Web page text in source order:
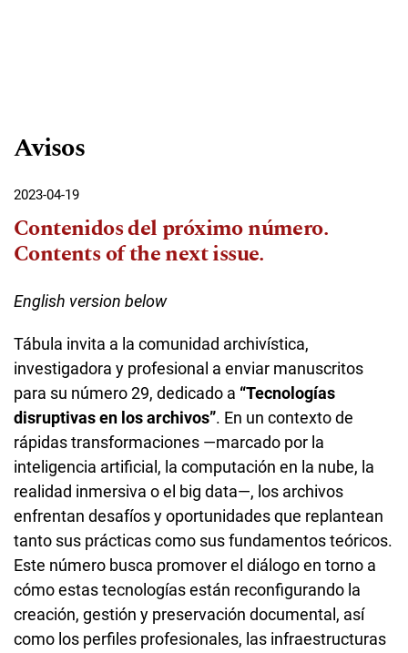
Avisos
2023-04-19
Contenidos del próximo número.
Contents of the next issue.
English version below
Tábula invita a la comunidad archivística,
investigadora y profesional a enviar manuscritos
para su número 29, dedicado a “Tecnologías
disruptivas en los archivos”. En un contexto de
rápidas transformaciones —marcado por la
inteligencia artificial, la computación en la nube, la
realidad inmersiva o el big data—, los archivos
enfrentan desafíos y oportunidades que replantean
tanto sus prácticas como sus fundamentos teóricos.
Este número busca promover el diálogo en torno a
cómo estas tecnologías están reconfigurando la
creación, gestión y preservación documental, así
como los perfiles profesionales, las infraestructuras